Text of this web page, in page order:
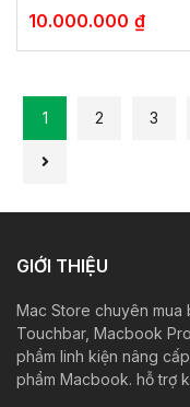
128GB SSD – NEW
10.000.000 ₫
1 2 3
GIỚI THIỆU
Mac Store chuyên mua
Touchbar, Macbook
phẩm linh kiện nâng
phẩm Macbook. hỗ trợ